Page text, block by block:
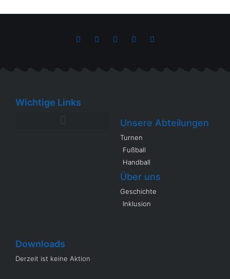
Wichtige Links
Unsere Abteilungen
Turnen
Fußball
Handball
Über uns
Geschichte
Inklusion
Downloads
Derzeit ist keine Aktion